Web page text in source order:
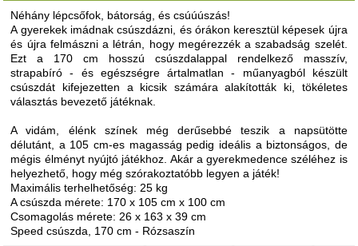
Néhány lépcsőfok, bátorság, és csúúúszás!
A gyerekek imádnak csúszdázni, és órákon keresztül képesek újra
és újra felmászni a létrán, hogy megérezzék a szabadság szelét.
Ezt a 170 cm hosszú csúszdalappal rendelkező masszív,
strapabíró - és egészségre ártalmatlan - műanyagból készült
csúszdát kifejezetten a kicsik számára alakították ki, tökéletes
választás bevezető játéknak.
A vidám, élénk színek még derűsebbé teszik a napsütötte
délutánt, a 105 cm-es magasság pedig ideális a biztonságos, de
mégis élményt nyújtó játékhoz. Akár a gyerekmedence széléhez is
helyezhető, hogy még szórakoztatóbb legyen a játék!
Maximális terhelhetőség: 25 kg
A csúszda mérete: 170 x 105 cm x 100 cm
Csomagolás mérete: 26 x 163 x 39 cm
Speed csúszda, 170 cm - Rózsaszín